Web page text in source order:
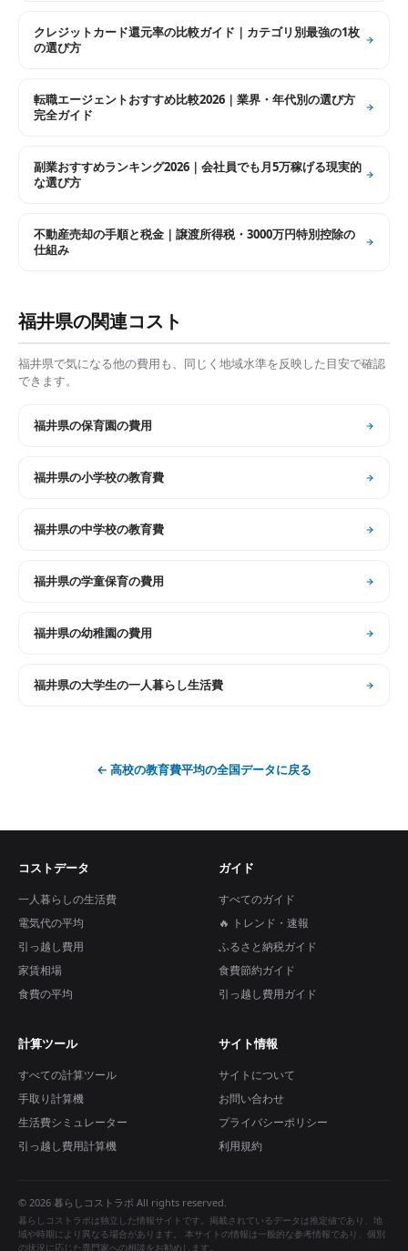
クレジットカード還元率の比較ガイド｜カテゴリ別最強の1枚
の選び方
転職エージェントおすすめ比較2026｜業界・年代別の選び方
完全ガイド
副業おすすめランキング2026｜会社員でも月5万稼げる現実的
な選び方
不動産売却の手順と税金｜譲渡所得税・3000万円特別控除の
仕組み
福井県の関連コスト
福井県で気になる他の費用も、同じく地域水準を反映した目安で確認
できます。
福井県の保育園の費用
福井県の小学校の教育費
福井県の中学校の教育費
福井県の学童保育の費用
福井県の幼稚園の費用
福井県の大学生の一人暮らし生活費
← 高校の教育費平均の全国データに戻る
コストデータ
一人暮らしの生活費
電気代の平均
引っ越し費用
家賃相場
食費の平均
ガイド
すべてのガイド
🔥 トレンド・速報
ふるさと納税ガイド
食費節約ガイド
引っ越し費用ガイド
計算ツール
すべての計算ツール
手取り計算機
生活費シミュレーター
引っ越し費用計算機
サイト情報
サイトについて
お問い合わせ
プライバシーポリシー
利用規約
© 2026 暮らしコストラボ All rights reserved.
暮らしコストラボは独立した情報サイトです。掲載されているデータは推定値であり、地
域や時期により異なる場合があります。 本サイトの情報は一般的な参考情報であり、個別
の状況に応じた専門家への相談をお勧めします。